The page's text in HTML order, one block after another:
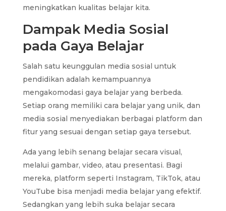
meningkatkan kualitas belajar kita.
Dampak Media Sosial
pada Gaya Belajar
Salah satu keunggulan media sosial untuk
pendidikan adalah kemampuannya
mengakomodasi gaya belajar yang berbeda.
Setiap orang memiliki cara belajar yang unik, dan
media sosial menyediakan berbagai platform dan
fitur yang sesuai dengan setiap gaya tersebut.
Ada yang lebih senang belajar secara visual,
melalui gambar, video, atau presentasi. Bagi
mereka, platform seperti Instagram, TikTok, atau
YouTube bisa menjadi media belajar yang efektif.
Sedangkan yang lebih suka belajar secara